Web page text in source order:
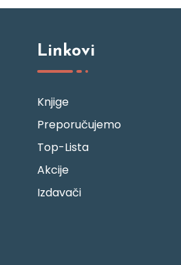
Linkovi
Knjige
Preporučujemo
Top-Lista
Akcije
Izdavači